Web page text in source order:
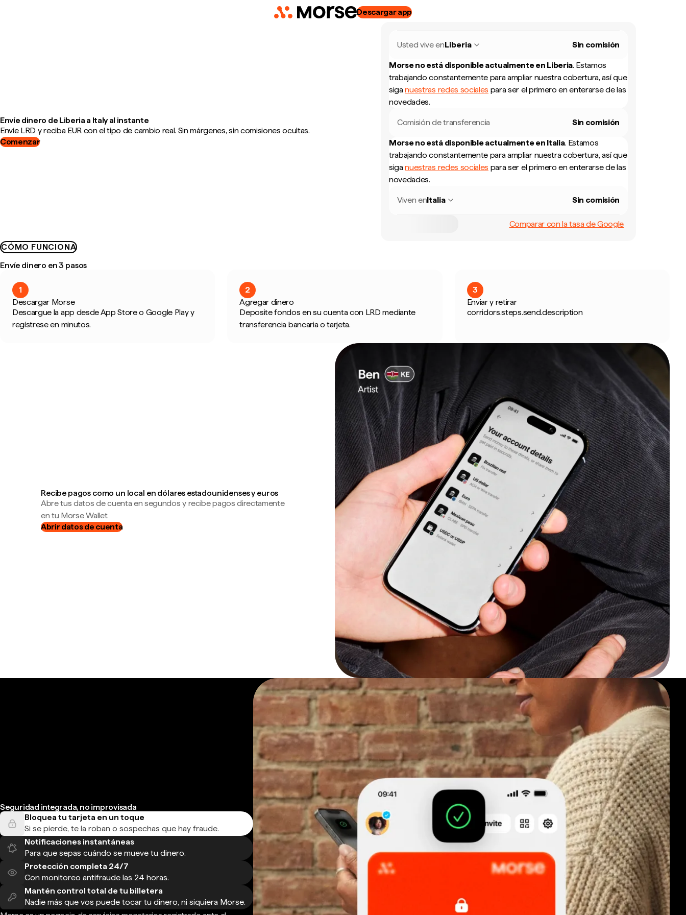
Descargar app
Envíe dinero de Liberia a Italy al instante
Envíe LRD y reciba EUR con el tipo de cambio real. Sin márgenes, sin comisiones ocultas.
Comenzar
Usted vive enLiberia Sin comisión
Morse no está disponible actualmente en Liberia. Estamos
trabajando constantemente para ampliar nuestra cobertura, así que
siganuestras redes sociales para ser el primero en enterarse de las
novedades.
Comisión de transferencia Sin comisión
Morse no está disponible actualmente en Italia. Estamos
trabajando constantemente para ampliar nuestra cobertura, así que
siganuestras redes sociales para ser el primero en enterarse de las
novedades.
Viven enItalia Sin comisión
Comparar con la tasa de Google
CÓMO FUNCIONA
Envíe dinero en 3 pasos
1
Descargar Morse
Descargue la app desde App Store o Google Play y
regístrese en minutos.
2
Agregar dinero
Deposite fondos en su cuenta con LRD mediante
transferencia bancaria o tarjeta.
3
Enviar y retirar
corridors.steps.send.description
Recibe pagos como un local en dólares estadounidenses y euros
Abre tus datos de cuenta en segundos y recibe pagos directamente
en tu Morse Wallet.
Abrir datos de cuenta
Seguridad integrada, no improvisada
Bloquea tu tarjeta en un toque
Si se pierde, te la roban o sospechas que hay fraude.
Notificaciones instantáneas
Para que sepas cuándo se mueve tu dinero.
Protección completa 24/7
Con monitoreo antifraude las 24 horas.
Mantén control total de tu billetera
Nadie más que vos puede tocar tu dinero, ni siquiera Morse.